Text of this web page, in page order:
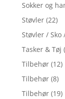
Sokker og
Støvler (22)
Støvler / Sko
Tasker & Tøj
Tilbehør (12)
Tilbehør (8)
Tilbehør (19)